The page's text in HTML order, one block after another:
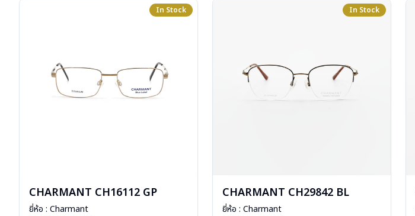
In Stock
CHARMANT CH16112 GP
ยี่ห้อ : Charmant
In Stock
CHARMANT CH29842 BL
ยี่ห้อ : Charmant